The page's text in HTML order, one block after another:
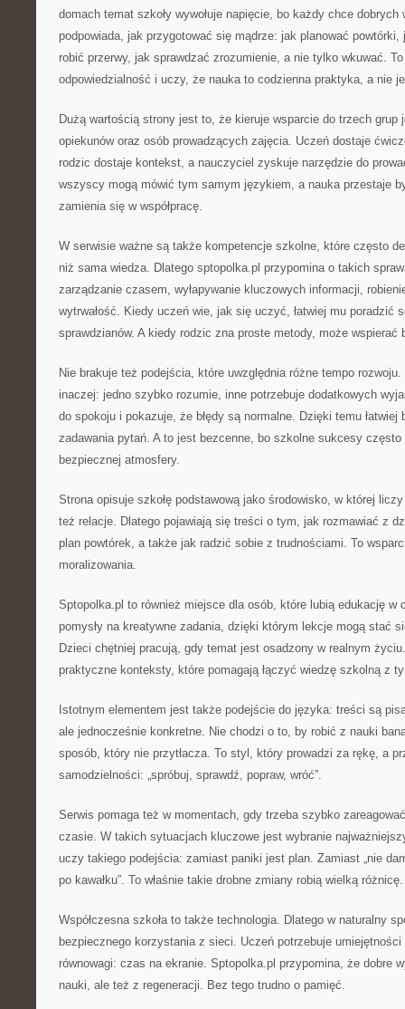
domach temat szkoły wywołuje napięcie, bo każdy chce dobrych
podpowiada, jak przygotować się mądrze: jak planować powtórki,
robić przerwy, jak sprawdzać zrozumienie, a nie tylko wkuwać.
odpowiedzialność i uczy, że nauka to codzienna praktyka, a nie
Dużą wartością strony jest to, że kieruje wsparcie do trzech grup
opiekunów oraz osób prowadzących zajęcia. Uczeń dostaje
rodzic dostaje kontekst, a nauczyciel zyskuje narzędzie do
wszyscy mogą mówić tym samym językiem, a nauka przestaje
zamienia się w współpracę.
W serwisie ważne są także kompetencje szkolne, które często
niż sama wiedza. Dlatego sptopolka.pl przypomina o takich
zarządzanie czasem, wyłapywanie kluczowych informacji,
wytrwałość. Kiedy uczeń wie, jak się uczyć, łatwiej mu poradzić
sprawdzianów. A kiedy rodzic zna proste metody, może wspierać
Nie brakuje też podejścia, które uwzględnia różne tempo
inaczej: jedno szybko rozumie, inne potrzebuje dodatkowych
do spokoju i pokazuje, że błędy są normalne. Dzięki temu
zadawania pytań. A to jest bezcenne, bo szkolne sukcesy
bezpiecznej atmosfery.
Strona opisuje szkołę podstawową jako środowisko, w której
też relacje. Dlatego pojawiają się treści o tym, jak rozmawiać z
plan powtórek, a także jak radzić sobie z trudnościami. To
moralizowania.
Sptopolka.pl to również miejsce dla osób, które lubią edukację w
pomysły na kreatywne zadania, dzięki którym lekcje mogą stać
Dzieci chętniej pracują, gdy temat jest osadzony w realnym
praktyczne konteksty, które pomagają łączyć wiedzę szkolną z
Istotnym elementem jest także podejście do języka: treści są
ale jednocześnie konkretne. Nie chodzi o to, by robić z nauki
sposób, który nie przytłacza. To styl, który prowadzi za rękę, a
samodzielności: „spróbuj, sprawdź, popraw, wróć”.
Serwis pomaga też w momentach, gdy trzeba szybko
czasie. W takich sytuacjach kluczowe jest wybranie
uczy takiego podejścia: zamiast paniki jest plan. Zamiast „nie
po kawałku”. To właśnie takie drobne zmiany robią wielką różnicę.
Współczesna szkoła to także technologia. Dlatego w naturalny
bezpiecznego korzystania z sieci. Uczeń potrzebuje umiejętności
równowagi: czas na ekranie. Sptopolka.pl przypomina, że dobre
nauki, ale też z regeneracji. Bez tego trudno o pamięć.